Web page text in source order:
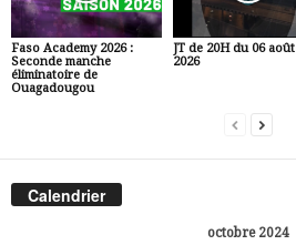
Faso Academy 2026 :
Seconde manche
éliminatoire de
Ouagadougou
JT de 20H du 06 août
2026
Calendrier
octobre 2024